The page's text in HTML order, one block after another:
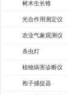
树木生长锥
光合作用测定仪
农业气象观测仪
杀虫灯
植物病害诊断仪
孢子捕捉器